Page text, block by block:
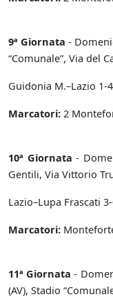
9ª Giornata -
“Comunale”, Via del
Guidonia M.–Lazio 1-4
Marcatori: 2
10ª Giornata -
Gentili, Via Vittorio
Lazio–Lupa Frascati
Marcatori:
11ª Giornata -
(AV), Stadio